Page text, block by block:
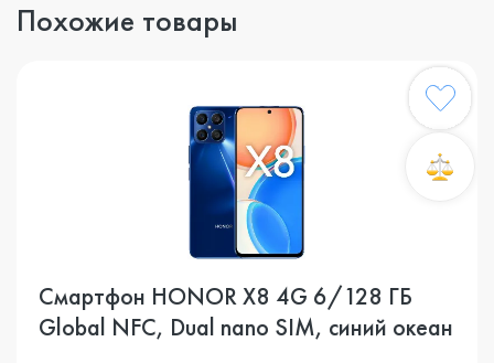
Похожие товары
Смартфон HONOR X8 4G 6/128 ГБ
Global NFC, Dual nano SIM, cиний океан